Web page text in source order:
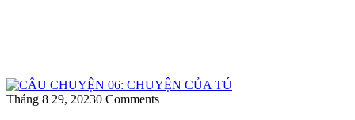
Tháng 8 29, 20230 Comments